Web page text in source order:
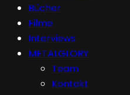
Bücher
Filme
Interviews
METALGLORY
Team
Kontakt